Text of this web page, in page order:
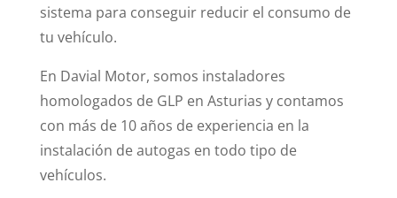
sistema para conseguir reducir el consumo de
tu vehículo.
En Davial Motor, somos instaladores
homologados de GLP en Asturias y contamos
con más de 10 años de experiencia en la
instalación de autogas en todo tipo de
vehículos.